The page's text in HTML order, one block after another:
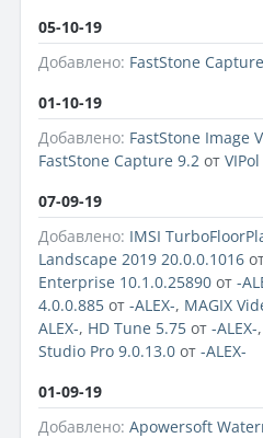
05-10-19
Добавлено: FastStone
01-10-19
Добавлено: FastStone Image
FastStone Capture 9.2 от VIPol
07-09-19
Добавлено: IMSI
Landscape 2019 20.0.0.1016
Enterprise 10.1.0.25890 от -
4.0.0.885 от -ALEX-, MAGIX
ALEX-, HD Tune 5.75 от -ALEX-,
Studio Pro 9.0.13.0 от -ALEX-
01-09-19
Добавлено: Apowersoft